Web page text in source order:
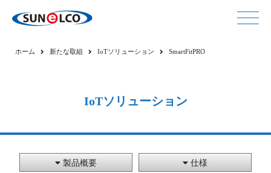
ホーム 新たな取組 IoTソリューション SmartFitPRO
IoTソリューション
製品概要 仕様